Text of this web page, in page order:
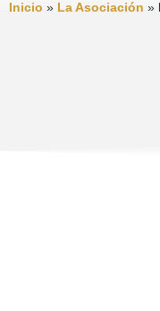
Inicio » La Asociación »